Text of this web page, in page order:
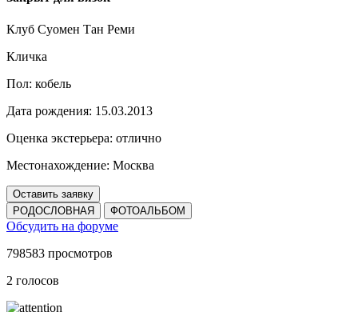
Клуб Суомен Тан Реми
Кличка
Пол: кобель
Дата рождения: 15.03.2013
Оценка экстерьера: отлично
Местонахождение: Москва
Оставить заявку
РОДОСЛОВНАЯ
ФОТОАЛЬБОМ
Обсудить на форуме
798583 просмотров
2 голосов